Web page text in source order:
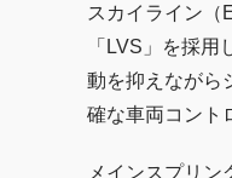
スカイライン（
「LVS」を採
動を抑えながら
確な車両コント
メインスプリ